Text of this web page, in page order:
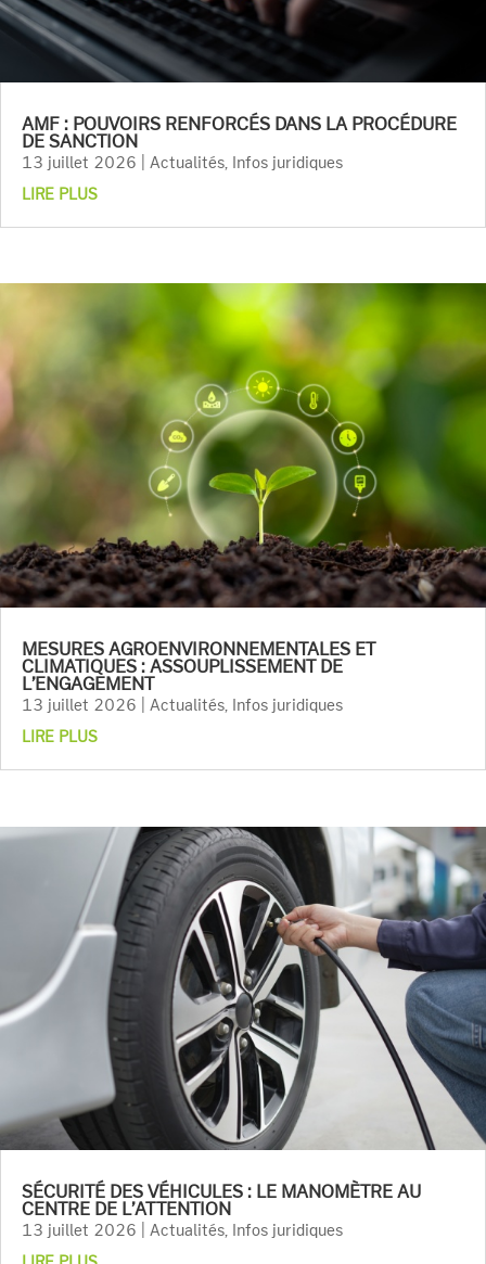
AMF : POUVOIRS RENFORCÉS DANS LA PROCÉDURE
DE SANCTION
13 juillet 2026 Actualités
Infos juridiques
LIRE PLUS
MESURES AGROENVIRONNEMENTALES ET
CLIMATIQUES : ASSOUPLISSEMENT DE
L’ENGAGEMENT
13 juillet 2026 Actualités
Infos juridiques
LIRE PLUS
SÉCURITÉ DES VÉHICULES : LE MANOMÈTRE AU
CENTRE DE L’ATTENTION
13 juillet 2026 Actualités
Infos juridiques